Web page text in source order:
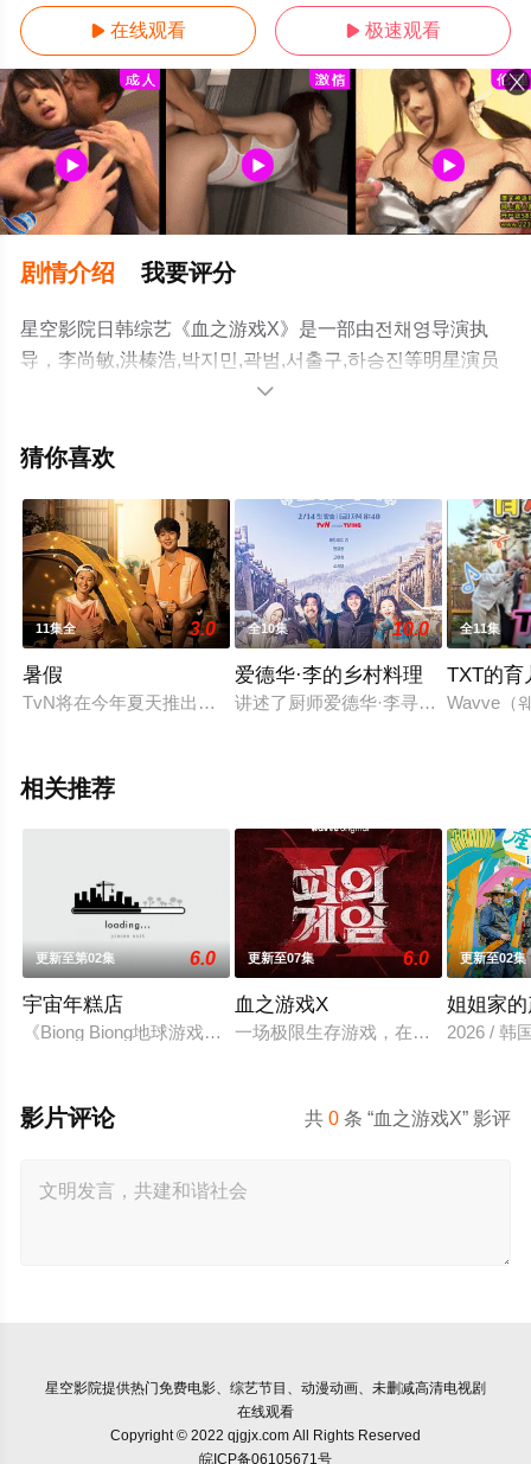
 在线观看  极速观看
剧情介绍 我要评分
星空影院日韩综艺《血之游戏X》是一部由전채영导演执
导，李尚敏,洪榛浩,박지민,곽범,서출구,하승진等明星演员
精彩演绎的韩国综艺，手机免费观看高清无删减完整版综
艺、电视猫或剧情网等平台了解。

猜你喜欢
11集全 3.0
暑假
TvN将在今年夏天推出提高清凉指数的新综艺节目《暑假》，
全10集 10.0
爱德华·李的乡村料理
讲述了厨师爱德华·李寻找令人难以
全11集
TXT的育
Wavve（
相关推荐
更新至第02集 6.0
宇宙年糕店
《Biong Biong地球游戏厅》衍生综艺
更新至07集 6.0
血之游戏X
一场极限生存游戏，在脑力和体力最
更新至02集
姐姐家
2026 / 韩
共0 条 “血之游戏X” 影评
影片评论
星空影院提供热门免费电影、综艺节目、动漫动画、未删减高清电视剧
在线观看
Copyright © 2022 qjgjx.com All Rights Reserved
皖ICP备06105671号